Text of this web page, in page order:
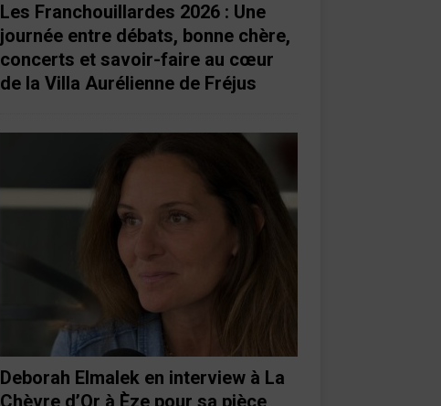
Les Franchouillardes 2026 : Une
journée entre débats, bonne chère,
concerts et savoir-faire au cœur
de la Villa Aurélienne de Fréjus
Deborah Elmalek en interview à La